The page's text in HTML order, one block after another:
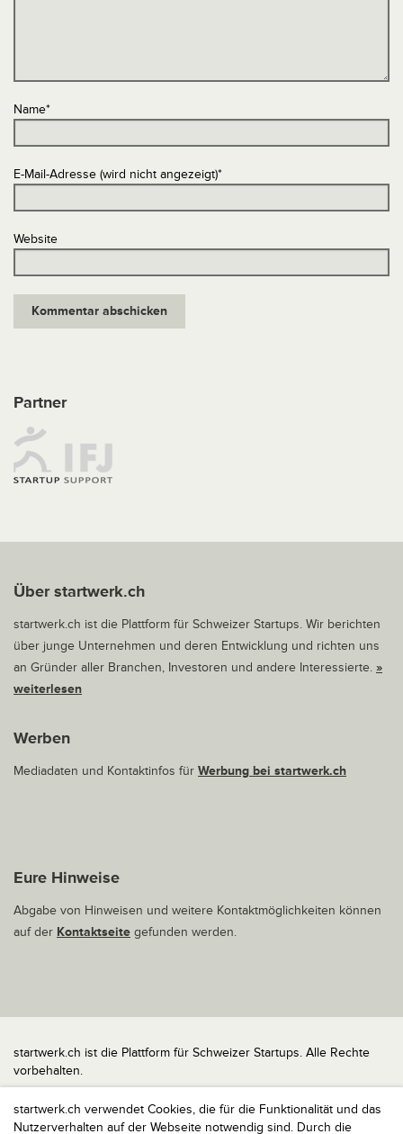
startwerk.ch verwendet Cookies, die für die Funktionalität und das
Nutzerverhalten auf der Webseite notwendig sind. Durch die
Name*
E-Mail-Adresse (wird nicht angezeigt)*
Website
Partner
Über startwerk.ch
startwerk.ch ist die Plattform für Schweizer Startups. Wir berichten
über junge Unternehmen und deren Entwicklung und richten uns
an Gründer aller Branchen, Investoren und andere Interessierte. »
weiterlesen
Werben
Mediadaten und Kontaktinfos für Werbung bei startwerk.ch
Eure Hinweise
Abgabe von Hinweisen und weitere Kontaktmöglichkeiten können
auf der Kontaktseite gefunden werden.
startwerk.ch ist die Plattform für Schweizer Startups. Alle Rechte
vorbehalten.
Impressum
Kontakt